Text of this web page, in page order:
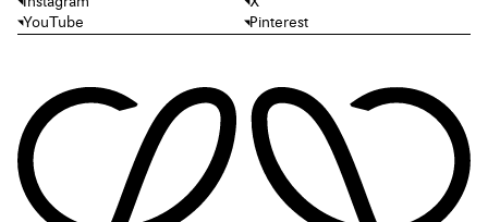
YouTube
Pinterest